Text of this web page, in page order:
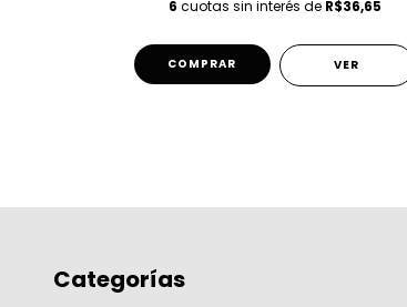
6 cuotas sin interés de R$36,65
COMPRAR VER
Categorías